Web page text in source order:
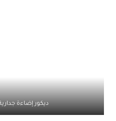
ديكور إضاءة